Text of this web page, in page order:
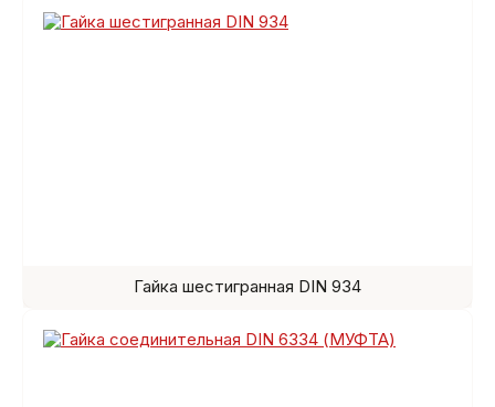
Гайка шестигранная DIN 934